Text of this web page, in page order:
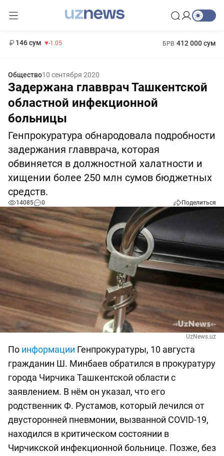
146 сум -1.05 БРВ 412 000 сум
Общество10 сентября 2020
Задержана главврач Ташкентской
областной инфекционной
больницы
Генпрокуратура обнародовала подробности
задержания главврача, которая
обвиняется в должностной халатности и
хищении более 250 млн сумов бюджетных
средств.
14085 0 Поделиться
UzNews.uz
По информации Генпрокуратуры, 10 августа
гражданин Ш. Минбаев обратился в прокуратуру
города Чирчика Ташкентской области с
заявлением. В нём он указал, что его
родственник Ф. Рустамов, который лечился от
двусторонней пневмонии, вызванной COVID-19,
находился в критическом состоянии в
Чирчикской инфекционной больнице. Позже, без